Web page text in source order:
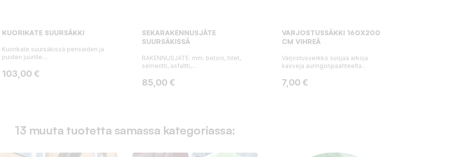
KUORIKATE SUURSÄKKI
Kuorikate suursäkissä pensaiden ja
puiden juurille....
Hinta
103,00 €
SEKARAKENNUSJÄTE
SUURSÄKISSÄ
RAKENNUSJÄTE: mm. betoni, tiilet,
sementti, asfaltti,...
Hinta
85,00 €
VARJOSTUSSÄKKI 160X200
CM VIHREÄ
Varjostusverkko suojaa arkoja
kasveja auringonpaahteelta...
Hinta
7,00 €
13 muuta tuotetta samassa kategoriassa: